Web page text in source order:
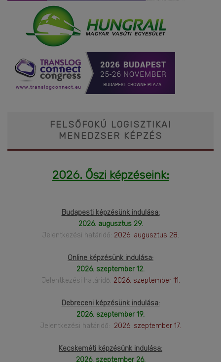
FELSŐFOKÚ LOGISZTIKAI
MENEDZSER KÉPZÉS
2026. Őszi képzéseink:
Budapesti képzésünk indulása:
2026. augusztus 29.
Jelentkezési határidő: 2026. augusztus 28.
Online képzésünk indulása:
2026. szeptember 12.
Jelentkezési határidő: 2026. szeptember 11.
Debreceni képzésünk indulása:
2026. szeptember 19.
Jelentkezési határidő: 2026. szeptember 17.
Kecskeméti képzésünk indulása:
2026. szeptember 26.